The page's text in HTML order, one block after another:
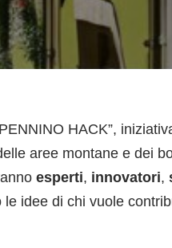
HACK”,
aree montane e dei
esperti, innovatori,
idee di chi vuole